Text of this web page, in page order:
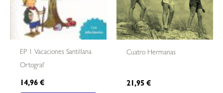
EP 1 Vacaciones Santillana
Ortograf
14,96€
Cuatro Hermanas
21,95€